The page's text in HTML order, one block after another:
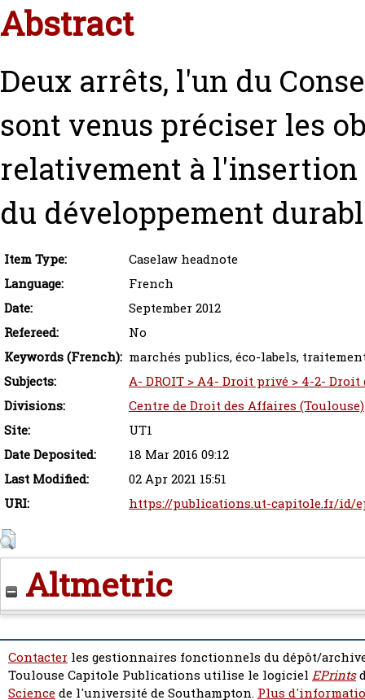
Abstract
Deux arrêts, l'un du
sont venus préciser les
relativement à
du développement
Item Type:
Caselaw headnote
Language:
French
Date:
September 2012
Refereed:
No
Keywords (French): marchés publics, éco-labels,
Subjects:
A- DROIT > A4- Droit privé > 4-2-
Divisions:
Centre de Droit des Affaires (Toulouse)
Site:
UT1
Date Deposited:
18 Mar 2016 09:12
Last Modified:
02 Apr 2021 15:51
URI:
https://publications.ut-capitole.fr/id/
Altmetric
Contacter les gestionnaires fonctionnels du dépôt/
Toulouse Capitole Publications utilise le logiciel EPrints
Sciencede l'université de Southampton. Plus